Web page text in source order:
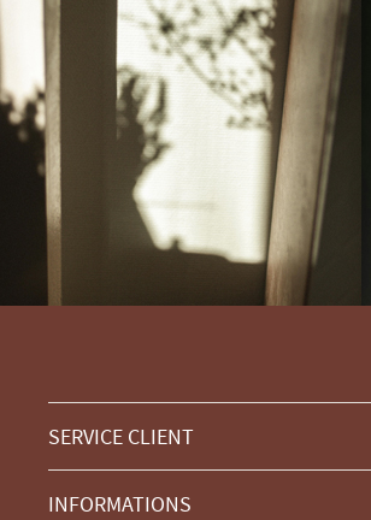
SERVICE CLIENT
INFORMATIONS